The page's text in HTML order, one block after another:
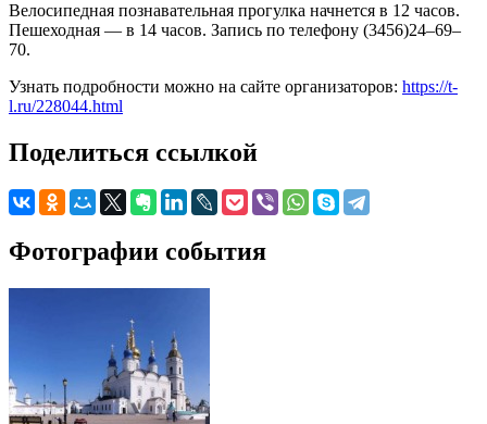
Велосипедная познавательная прогулка начнется в 12 часов.
Пешеходная — в 14 часов. Запись по телефону (3456)24–69–
70.
Узнать подробности можно на сайте организаторов: https://t-
l.ru/228044.html
Поделиться ссылкой
Фотографии события